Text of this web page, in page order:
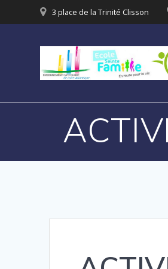
3 place de la Trinité Clisson